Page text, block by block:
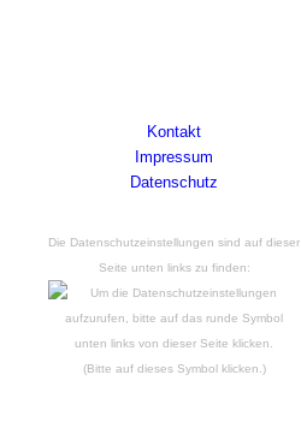
Kontakt
Impressum
Datenschutz
Die Datenschutzeinstellungen sind auf dieser
Seite unten links zu finden:
(Bitte auf dieses Symbol klicken.)